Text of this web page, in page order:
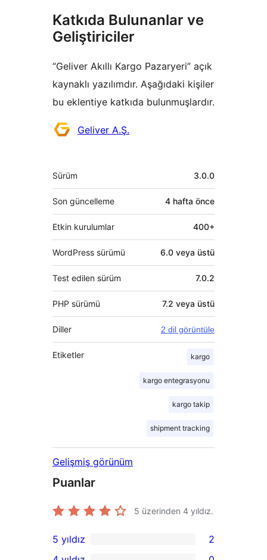
Katkıda Bulunanlar ve
Geliştiriciler
“Geliver Akıllı Kargo Pazaryeri” açık
kaynaklı yazılımdır. Aşağıdaki kişiler
bu eklentiye katkıda bulunmuşlardır.
KatkıdaGeliver A.Ş.
Meta
Sürüm 3.0.0
Son güncelleme 4 hafta önce
Etkin kurulumlar 400+
WordPress sürümü 6.0 veya üstü
Test edilen sürüm 7.0.2
PHP sürümü 7.2 veya üstü
Diller 2 dil görüntüle
Etiketler kargo
kargo entegrasyonu
kargo takip
shipment tracking
Gelişmiş görünüm
Puanlar
5 üzerinden 4 yıldız.
2
5 yıldız
2